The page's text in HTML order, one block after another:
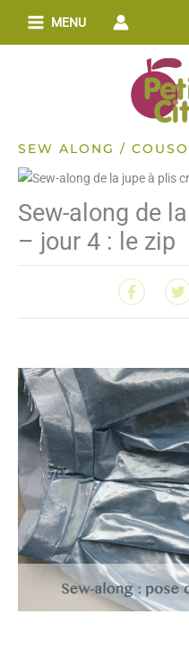
MENU
SEW ALONG /
Sew-along de
– jour 4 : le zip